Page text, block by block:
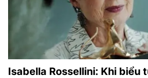
Isabella Rossellini: Khi biểu